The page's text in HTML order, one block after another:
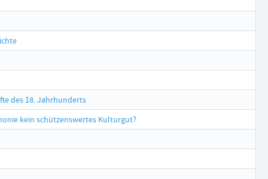
des 18. Jahrhunderts
kein schützenswertes Kulturgut?